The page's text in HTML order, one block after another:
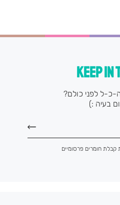
KEEP IN
כ-ל לפני כולם?
בעיה :)
חומרים פרסומיים